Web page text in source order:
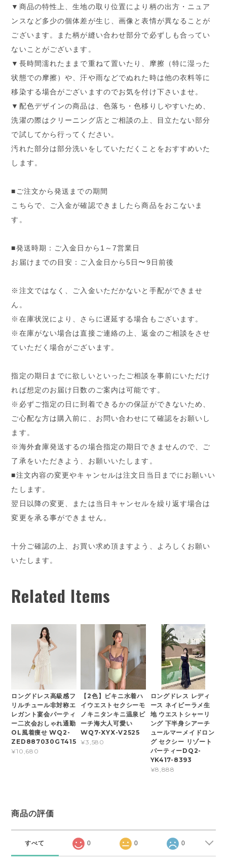
▼商品の特性上、生地の取り位置により柄の出方・ニュア
ンスなど多少の個体差が生じ、画像と表情が異なることが
ございます。また柄が縫い合わせ部分で必ずしも合ってい
ないことがございます。
▼長時間濡れたままで重ねて置いたり、摩擦（特に湿った
状態での摩擦）や、汗や雨などでぬれた時は他の衣料等に
移染する場合がございますのでお気を付け下さいませ。
▼配色デザインの商品は、色落ち・色移りしやすいため、
洗濯の際はクリーニング店とご相談の上、目立たない部分
で試してから行ってください。
汚れた部分は部分洗いをしていただくことをおすすめいた
します。
■ご注文から発送までの期間
こちらで、ご入金が確認できましたら商品をおこないま
す。
■発送時期：ご入金日から1～7営業日
お届けまでの目安：ご入金日から5日〜9日前後
※注文ではなく、ご入金いただかないと手配ができませ
ん。
※在庫状況により、さらに遅延する場合もございます。
※在庫がない場合は直接ご連絡の上、返金のご相談をさせ
ていただく場合がございます。
指定の期日までに欲しいといったご相談を事前にいただけ
れば想定のお届け日数のご案内は可能です。
※必ずご指定の日に到着できるかの保証ができないため、
ご心配な方は購入前に、お問い合わせにて確認をお願いし
ます。
※海外倉庫発送するの場合指定の期日できませんので、ご
了承をいただきよう、お願いいたします。
■注文内容の変更やキャンセルは注文日当日までにお願いい
たします。
翌日以降の変更、または当日キャンセルを繰り返す場合は
変更を承る事ができません。
十分ご確認の上、お買い求め頂ますよう、よろしくお願い
いたします。
Related Items
ロングドレス高級感フ
リルチュール非対称エ
レガント宴会パーティ
ー二次会おしゃれ通勤
OL風着痩せ WQ2-
ZED887030GT415
¥10,680
【2色】ビキニ水着ハ
イウエストセクシーモ
ノキニタンキニ温泉ビ
ーチ海大人可愛い
WQ7-XYX-V2525
¥3,580
ロングドレス レディ
ース ネイビーラメ生
地 ウエストシャーリ
ング 下半身シアーチ
ュールマーメイドロン
グ セクシー リゾート
パーティーDQ2-
YK417-8393
¥8,888
商品の評価
すべて 0 0 0